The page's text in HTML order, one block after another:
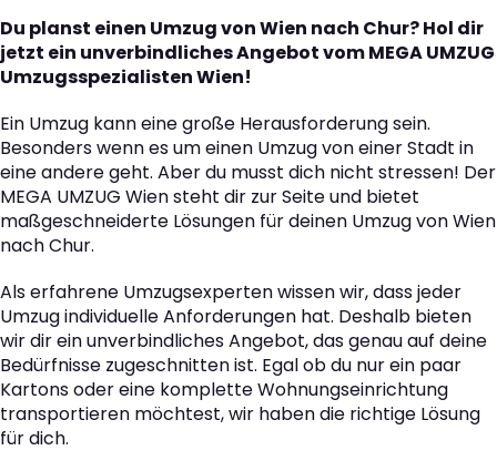
Du planst einen Umzug von Wien nach Chur? Hol dir
jetzt ein unverbindliches Angebot vom MEGA UMZUG
Umzugsspezialisten Wien!
Ein Umzug kann eine große Herausforderung sein.
Besonders wenn es um einen Umzug von einer Stadt in
eine andere geht. Aber du musst dich nicht stressen! Der
MEGA UMZUG Wien steht dir zur Seite und bietet
maßgeschneiderte Lösungen für deinen Umzug von Wien
nach Chur.
Als erfahrene Umzugsexperten wissen wir, dass jeder
Umzug individuelle Anforderungen hat. Deshalb bieten
wir dir ein unverbindliches Angebot, das genau auf deine
Bedürfnisse zugeschnitten ist. Egal ob du nur ein paar
Kartons oder eine komplette Wohnungseinrichtung
transportieren möchtest, wir haben die richtige Lösung
für dich.